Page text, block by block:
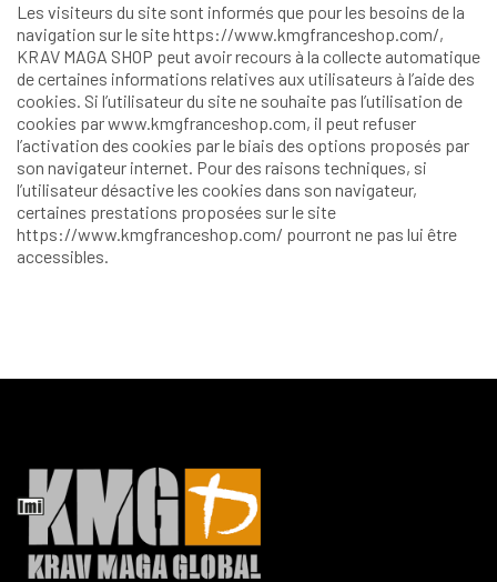
Les visiteurs du site sont informés que pour les besoins de la
navigation sur le site https://www.kmgfranceshop.com/,
KRAV MAGA SHOP peut avoir recours à la collecte automatique
de certaines informations relatives aux utilisateurs à l’aide des
cookies. Si l’utilisateur du site ne souhaite pas l’utilisation de
cookies par www.kmgfranceshop.com, il peut refuser
l’activation des cookies par le biais des options proposés par
son navigateur internet. Pour des raisons techniques, si
l’utilisateur désactive les cookies dans son navigateur,
certaines prestations proposées sur le site
https://www.kmgfranceshop.com/ pourront ne pas lui être
accessibles.